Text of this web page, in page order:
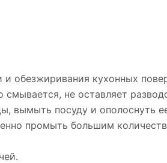
обезжиривания кухонных
не оставляет
вымыть посуду и ополоснуть
промыть большим